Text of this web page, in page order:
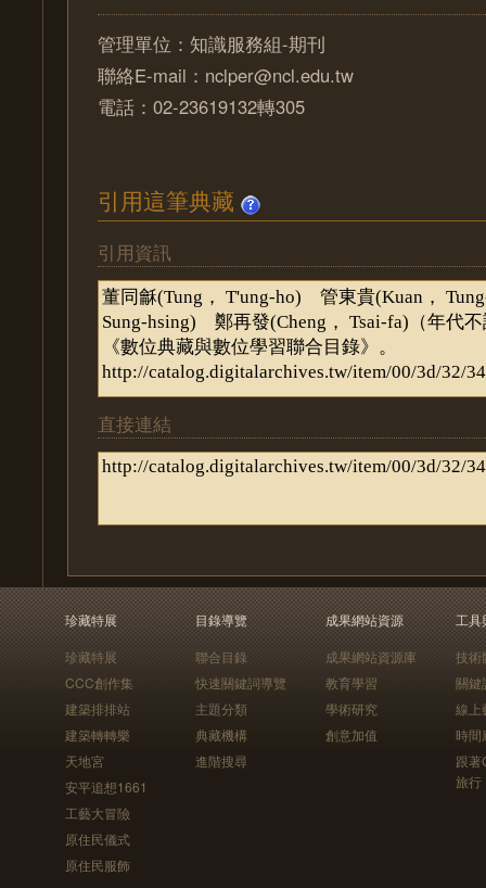
管理單位：知識服務組-期刊
聯絡E-mail：nclper@ncl.edu.tw
電話：02-23619132轉305
引用這筆典藏
引用資訊
直接連結
珍藏特展
珍藏特展
CCC創作集
建築排排站
建築轉轉樂
天地宮
安平追想1661
工藝大冒險
原住民儀式
原住民服飾
目錄導覽
聯合目錄
快速關鍵詞導覽
主題分類
典藏機構
進階搜尋
成果網站資源
成果網站資源庫
教育學習
學術研究
創意加值
工具
技術
關鍵
線上
時間
跟
旅行